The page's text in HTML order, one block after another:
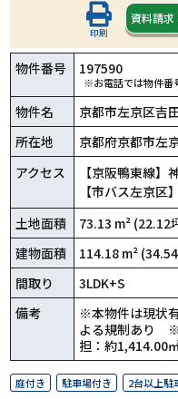
印刷
資料請求
物件番号 197590
※お電話では物件番
物件名
京都市左京区吉
所在地
京都府京都市左
アクセス
【京阪鴨東線】
【市バス左京
土地面積
73.13 m² (22.12
建物面積
114.18 m²
間取り
3LDK+S
備考
※本物件は現状
よる規制あり ※
担：約1,414.00
庭付き 駐車場付き 2台以上駐